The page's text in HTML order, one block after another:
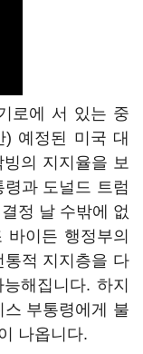
로에 서 있는 중
예정된 미국 대
의 지지율을 보
과 도널드 트럼
정 날 수밖에 없
이든 행정부의
적 지지층을 다
해집니다. 하지
부통령에게 불
나옵니다.